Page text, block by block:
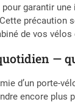
garantir
précaution
de vos
—
d’un porte-
encore